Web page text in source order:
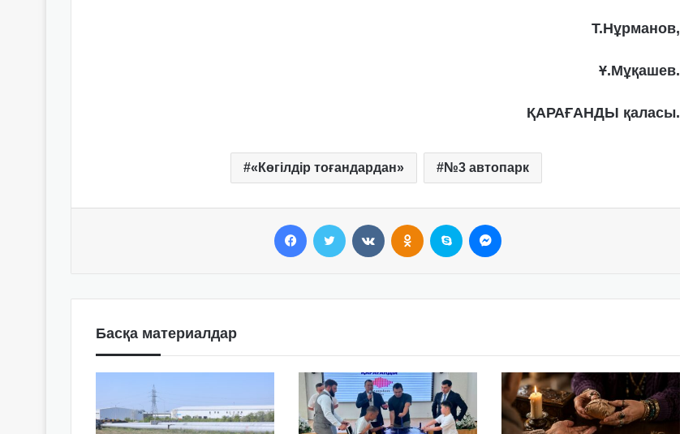
Т.Нұрманов,
Ұ.Мұқашев.
ҚАРАҒАНДЫ қаласы.
«Көгілдір тоғандардан» №3 автопарк
Басқа материалдар